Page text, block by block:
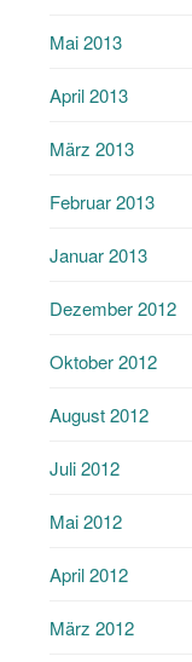
Mai 2013
April 2013
März 2013
Februar 2013
Januar 2013
Dezember 2012
Oktober 2012
August 2012
Juli 2012
Mai 2012
April 2012
März 2012